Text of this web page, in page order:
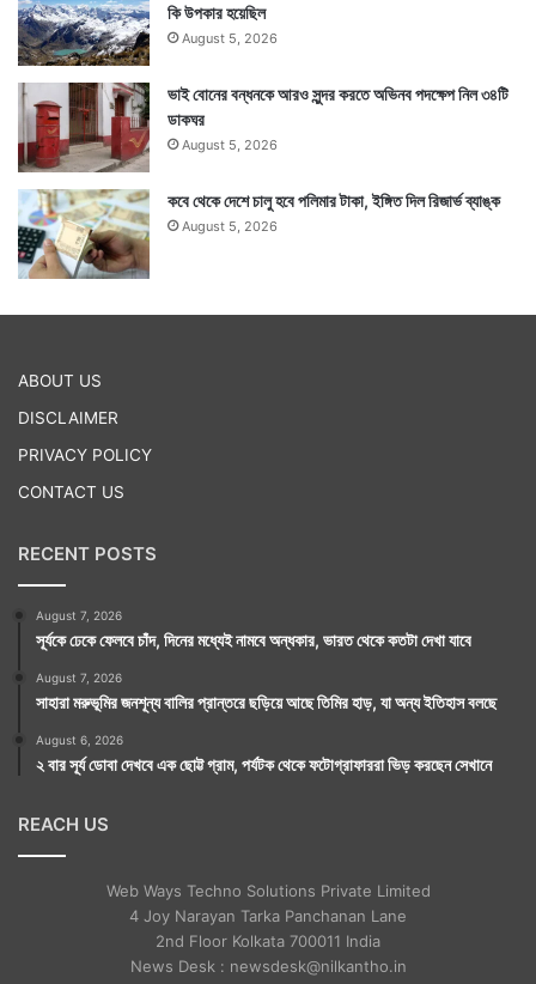
কি উপকার হয়েছিল
August 5, 2026
ভাই বোনের বন্ধনকে আরও সুন্দর করতে অভিনব পদক্ষেপ নিল ৩৪টি
ডাকঘর
August 5, 2026
কবে থেকে দেশে চালু হবে পলিমার টাকা, ইঙ্গিত দিল রিজার্ভ ব্যাঙ্ক
August 5, 2026
ABOUT US
DISCLAIMER
PRIVACY POLICY
CONTACT US
RECENT POSTS
August 7, 2026
সূর্যকে ঢেকে ফেলবে চাঁদ, দিনের মধ্যেই নামবে অন্ধকার, ভারত থেকে কতটা দেখা যাবে
August 7, 2026
সাহারা মরুভূমির জনশূন্য বালির প্রান্তরে ছড়িয়ে আছে তিমির হাড়, যা অন্য ইতিহাস বলছে
August 6, 2026
২ বার সূর্য ডোবা দেখবে এক ছোট্ট গ্রাম, পর্যটক থেকে ফটোগ্রাফাররা ভিড় করছেন সেখানে
REACH US
Web Ways Techno Solutions Private Limited
4 Joy Narayan Tarka Panchanan Lane
2nd Floor Kolkata 700011 India
News Desk : newsdesk@nilkantho.in